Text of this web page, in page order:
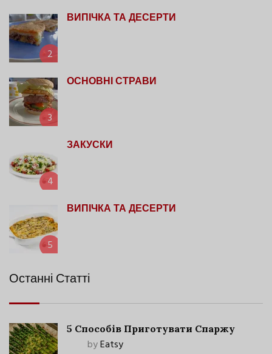
2
ВИПІЧКА ТА ДЕСЕРТИ
3
ОСНОВНІ СТРАВИ
4
ЗАКУСКИ
5
ВИПІЧКА ТА ДЕСЕРТИ
Останні Статті
5 Способів Приготувати Спаржу
byEatsy